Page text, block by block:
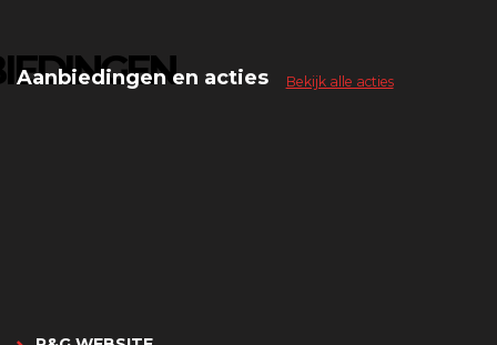
Aanbiedingen en acties Bekijk alle acties